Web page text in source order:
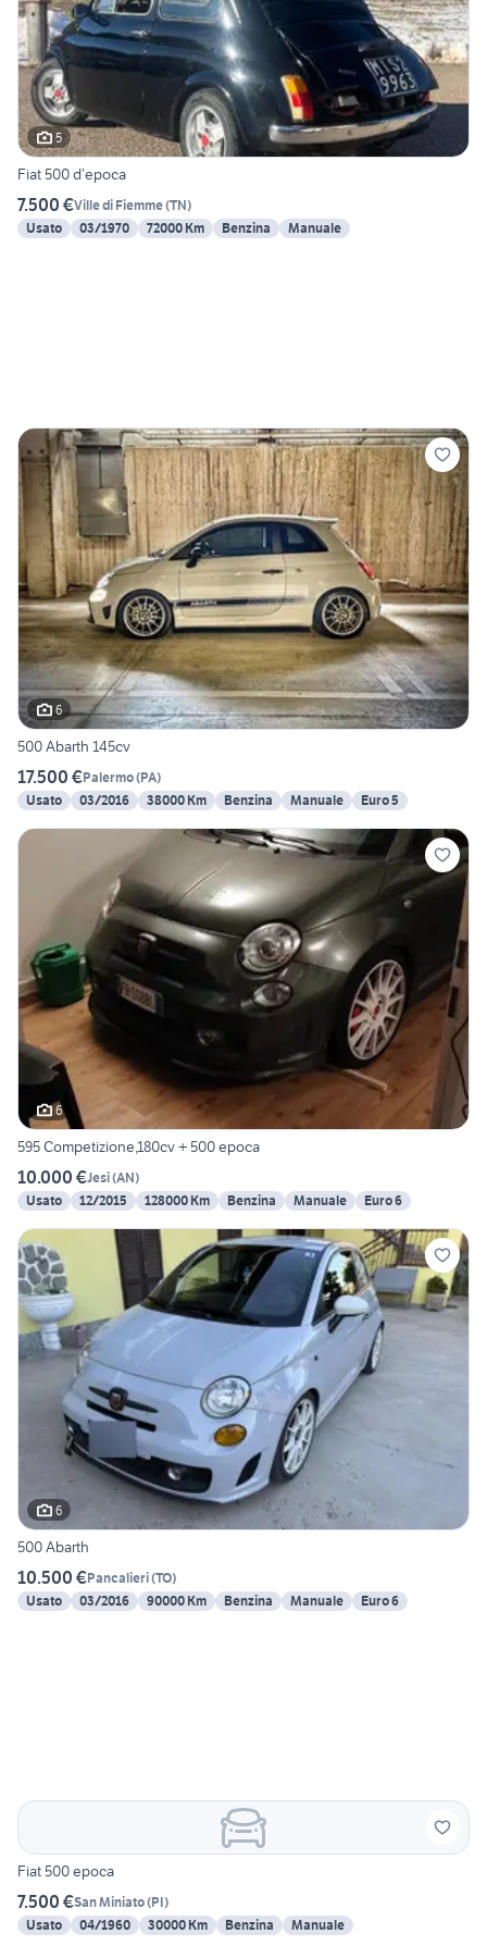
5
Fiat 500 d’epoca
7.500 €Ville di Fiemme(TN)
Usato
03/1970 72000 Km Benzina Manuale
6
500 Abarth 145cv
17.500 €Palermo(PA)
Usato
03/2016 38000 Km Benzina Manuale Euro 5
6
595 Competizione,180cv + 500 epoca
10.000 €Jesi(AN)
Usato
12/2015 128000 Km Benzina Manuale Euro 6
6
500 Abarth
10.500 €Pancalieri(TO)
Usato
03/2016 90000 Km Benzina Manuale Euro 6
Fiat 500 epoca
7.500 €San Miniato(PI)
Usato
04/1960 30000 Km Benzina
Manuale